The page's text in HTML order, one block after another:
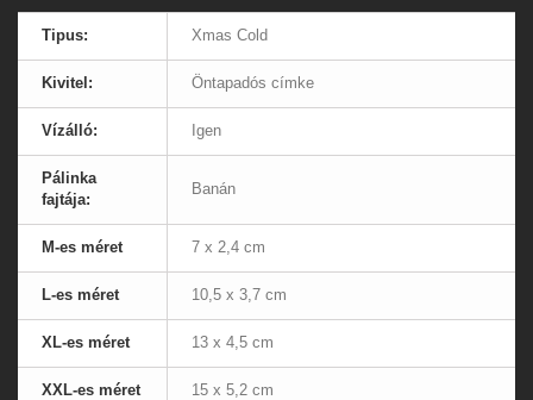
Tipus: Xmas Cold
Kivitel: Öntapadós címke
Vízálló: Igen
Pálinka
fajtája:
Banán
M-es méret 7 x 2,4 cm
L-es méret 10,5 x 3,7 cm
XL-es méret 13 x 4,5 cm
XXL-es méret 15 x 5,2 cm